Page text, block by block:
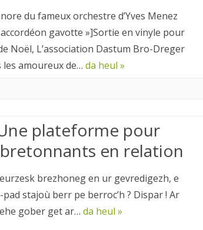
du fameux orchestre d’Yves Menez
gavotte »]Sortie en vinyle pour
Noël, L’association Dastum Bro-Dreger
amoureux de… da heul »
plateforme pour
en relation
brezhoneg en ur gevredigezh, e
stajoù berr pe berroc’h ? Dispar ! Ar
gober get ar… da heul »